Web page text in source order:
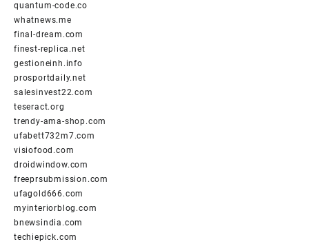
quantum-code.co
whatnews.me
final-dream.com
finest-replica.net
gestioneinh.info
prosportdaily.net
salesinvest22.com
teseract.org
trendy-ama-shop.com
ufabett732m7.com
visiofood.com
droidwindow.com
freeprsubmission.com
ufagold666.com
myinteriorblog.com
bnewsindia.com
techiepick.com